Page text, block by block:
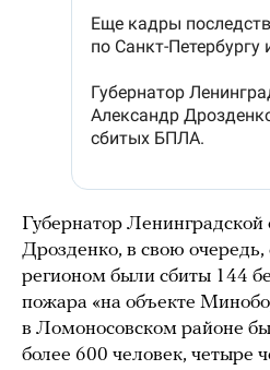
Губернатор
Дрозденко, в свою очередь,
регионом были сбиты 144
пожара «на объекте
в Ломоносовском районе
более 600 человек, четыре